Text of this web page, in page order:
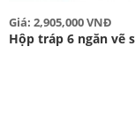
Giá: 2,905,000 VNĐ
Hộp tráp 6 ngăn vẽ